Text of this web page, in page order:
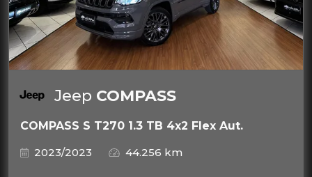
Jeep COMPASS
COMPASS S T270 1.3 TB 4x2 Flex Aut.
2023/2023
44.256 km